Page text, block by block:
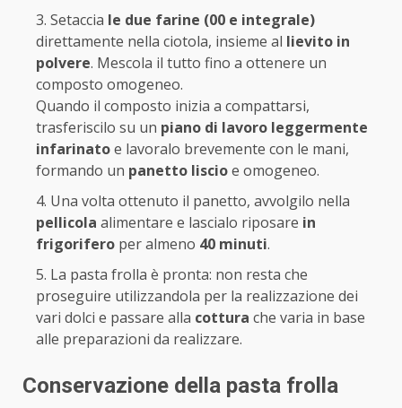
Setaccia le due farine (00 e integrale)
direttamente nella ciotola, insieme al lievito in
polvere. Mescola il tutto fino a ottenere un
composto omogeneo.
Quando il composto inizia a compattarsi,
trasferiscilo su un piano di lavoro leggermente
infarinatoe lavoralo brevemente con le mani,
formando un panetto liscioe omogeneo.
Una volta ottenuto il panetto, avvolgilo nella
pellicola alimentare e lascialo riposare in
frigorifero per almeno 40 minuti.
La pasta frolla è pronta: non resta che
proseguire utilizzandola per la realizzazione dei
vari dolci e passare alla cottura che varia in base
alle preparazioni da realizzare.
Conservazione della pasta frolla